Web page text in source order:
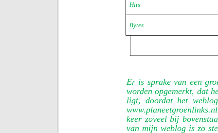
Hits
Bytes
Er is sprake van een
worden opgemerkt, dat
ligt, doordat het
keer zoveel bij
van mijn weblog is zo